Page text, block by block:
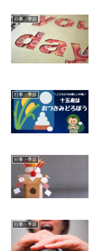
行事・季節
行事・季節
行事・季節
行事・季節